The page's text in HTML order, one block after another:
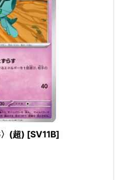
(超) [SV11B]